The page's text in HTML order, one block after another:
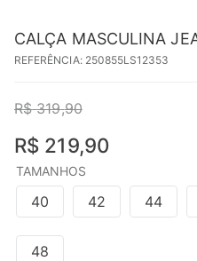
CALÇA MASCULINA
REFERÊNCIA: 250855LS12353
R$ 319,90
R$ 219,90
TAMANHOS
40 42 44
48